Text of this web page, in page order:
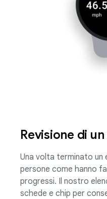
Revisione di
Una volta terminato un
persone come hanno
progressi. Il nostro
schede e chip per